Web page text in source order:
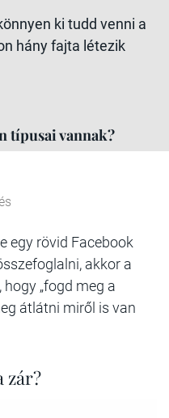
ki tudd venni a
hány fajta létezik
típusai vannak?
egy rövid Facebook
akkor a
„fogd meg a
átlátni miről is van
zár?